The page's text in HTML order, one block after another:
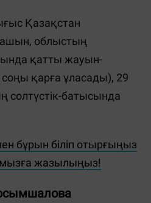
Қазақстан
облыстың
қатты жауын-
қарға ұласады), 29
солтүстік-батысында
бұрын біліп отырғыңыз
жазылыңыз!